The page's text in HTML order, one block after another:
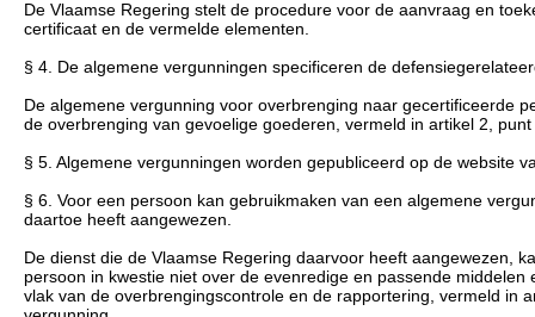
De Vlaamse Regering stelt de procedure voor de aanvraag en
certificaat en de vermelde elementen.
§ 4. De algemene vergunningen specificeren de
De algemene vergunning voor overbrenging naar gecertificeerde
de overbrenging van gevoelige goederen, vermeld in artikel 2, punt
§ 5. Algemene vergunningen worden gepubliceerd op de website
§ 6. Voor een persoon kan gebruikmaken van een algemene
daartoe heeft aangewezen.
De dienst die de Vlaamse Regering daarvoor heeft aangewezen,
persoon in kwestie niet over de evenredige en passende
vlak van de overbrengingscontrole en de rapportering, vermeld in